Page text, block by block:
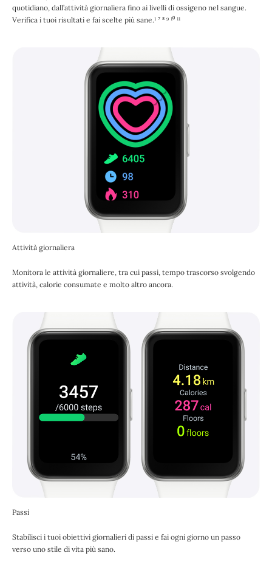
quotidiano, dall’attività giornaliera fino ai livelli di ossigeno nel sangue.
Verifica i tuoi risultati e fai scelte più sane.¹ ⁷ ⁸ ⁹ ¹⁰ ¹¹
Attività giornaliera
Monitora le attività giornaliere, tra cui passi, tempo trascorso svolgendo
attività, calorie consumate e molto altro ancora.
Passi
Stabilisci i tuoi obiettivi giornalieri di passi e fai ogni giorno un passo
verso uno stile di vita più sano.